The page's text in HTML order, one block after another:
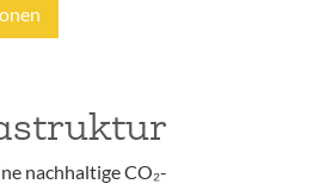
nachhaltige CO₂-